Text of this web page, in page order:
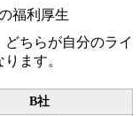
福利厚生
ちらが自分のライ
ます。
B社